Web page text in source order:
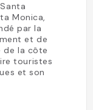
Monica,
par la
et de
de la côte
touristes
et son